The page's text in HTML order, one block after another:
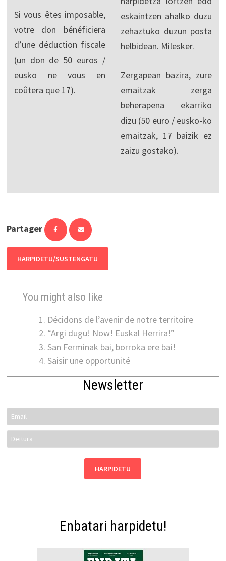
Si vous êtes imposable,
votre don bénéficiera
d’une déduction fiscale
(un don de 50 euros /
eusko ne vous en
coûtera que 17).
eskaintzen ahalko duzu
zehaztuko duzun posta
helbidean. Milesker.
Zergapean bazira, zure
emaitzak zerga
beherapena ekarriko
dizu (50 euro / eusko-ko
emaitzak, 17 baizik ez
zaizu gostako).
Partager
HARPIDETU/SUSTENGATU
You might also like
Décidons de l’avenir de notre territoire
“Argi dugu! Now! Euskal Herrira!”
San Ferminak bai, borroka ere bai!
Saisir une opportunité
Newsletter
Enbatari harpidetu!